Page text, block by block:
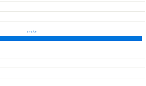
もっと見る